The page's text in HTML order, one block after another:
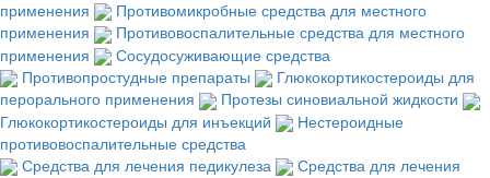
применения
Противомикробные средства для местного
применения
Противовоспалительные средства для местного
применения
Сосудосуживающие средства
Противопростудные препараты
Глюкокортикостероиды для
перорального применения
Протезы синовиальной жидкости
Глюкокортикостероиды для инъекций
Нестероидные
противовоспалительные средства
Средства для лечения педикулеза
Средства для лечения